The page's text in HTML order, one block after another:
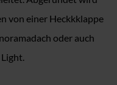
von einer Heckkklappe
oder auch